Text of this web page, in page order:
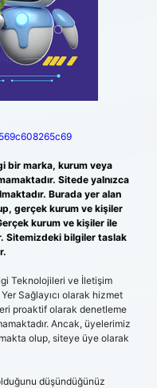
bir marka, kurum veya
Sitede yalnızca
Burada yer alan
gerçek kurum ve kişiler
kurum ve kişiler ile
Sitemizdeki bilgiler taslak
Teknolojileri ve İletişim
Sağlayıcı olarak hizmet
proaktif olarak denetleme
Ancak, üyelerimiz
olup, siteye üye olarak
düşündüğünüz